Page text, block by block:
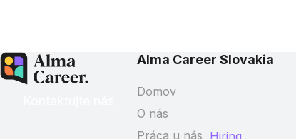
Alma Career Slovakia
Domov
O nás
Práca u nás Hiring